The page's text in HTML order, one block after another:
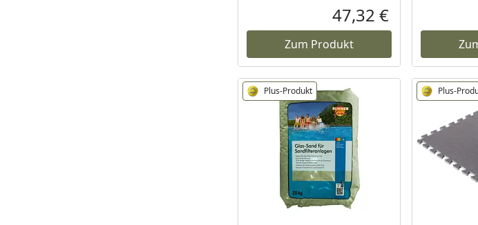
Aktueller Preis
47,32 €
Zum Produkt
Plus-Produkt Plus-